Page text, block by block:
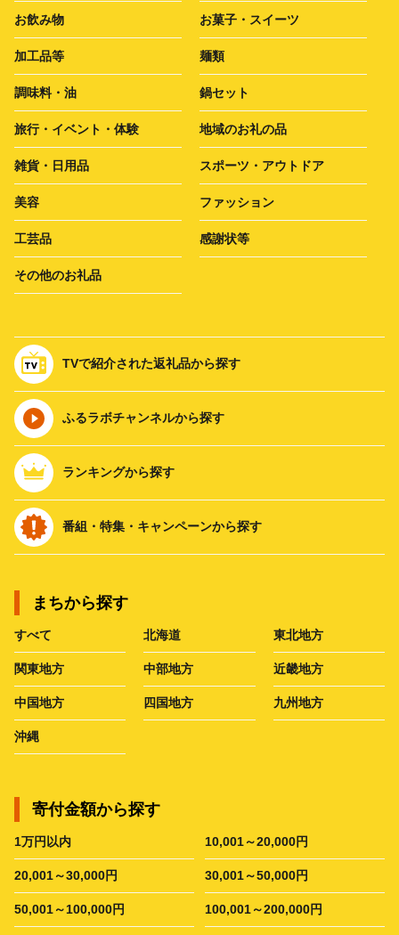
お飲み物 お菓子・スイーツ
加工品等 麺類
調味料・油 鍋セット
旅行・イベント・体験 地域のお礼の品
雑貨・日用品 スポーツ・アウトドア
美容 ファッション
工芸品 感謝状等
その他のお礼品
TVで紹介された返礼品から探す
ふるラボチャンネルから探す
ランキングから探す
番組・特集・キャンペーンから探す
まちから探す
すべて 北海道 東北地方
関東地方 中部地方 近畿地方
中国地方 四国地方 九州地方
沖縄
寄付金額から探す
1万円以内 10,001～20,000円
20,001～30,000円 30,001～50,000円
50,001～100,000円 100,001～200,000円